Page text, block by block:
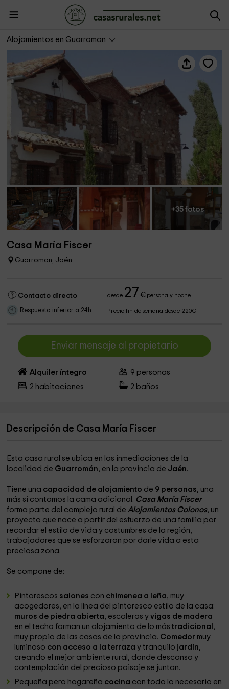
Alojamientos en Guarroman
+35 fotos
Casa María Fiscer
Guarroman, Jaén
Contacto directo desde 27 €persona y noche
Respuesta inferior a 24h Precio fin de semana desde 220€
Enviar mensaje al propietario
Alquiler íntegro 9 personas
2 habitaciones 2 baños
Descripción de Casa María Fiscer
Esta casa rural se ubica en las inmediaciones de la
localidad de Guarromán, en la provincia de Jaén.
Tiene una capacidad de alojamiento de 9 personas, una
más si contamos la cama adicional. Casa María Fiscer
forma parte del complejo rural deAlojamientos Colonos, un
proyecto que nace a partir del esfuerzo de una familia por
recordar el estilo de vida y costumbres de la región,
trabajadores que se esforzaron por darle vida a esta
preciosa zona.
Se compone de:
Pintorescos salones con chimenea a leña, muy
acogedores, en la línea del pintoresco estilo de la casa:
muros de piedra abierta, escaleras yvigas de madera
en el techo forman un alojamiento de lo mástradicional ,
muy propio de las casas de la provincia. Comedor muy
luminoso con acceso a la terraza y tranquilo jardín,
creando el mejor ambiente rural, donde descanso y
contemplación del precioso paisaje se juntan.
Pequeña pero hogareña cocina con todo lo necesario en